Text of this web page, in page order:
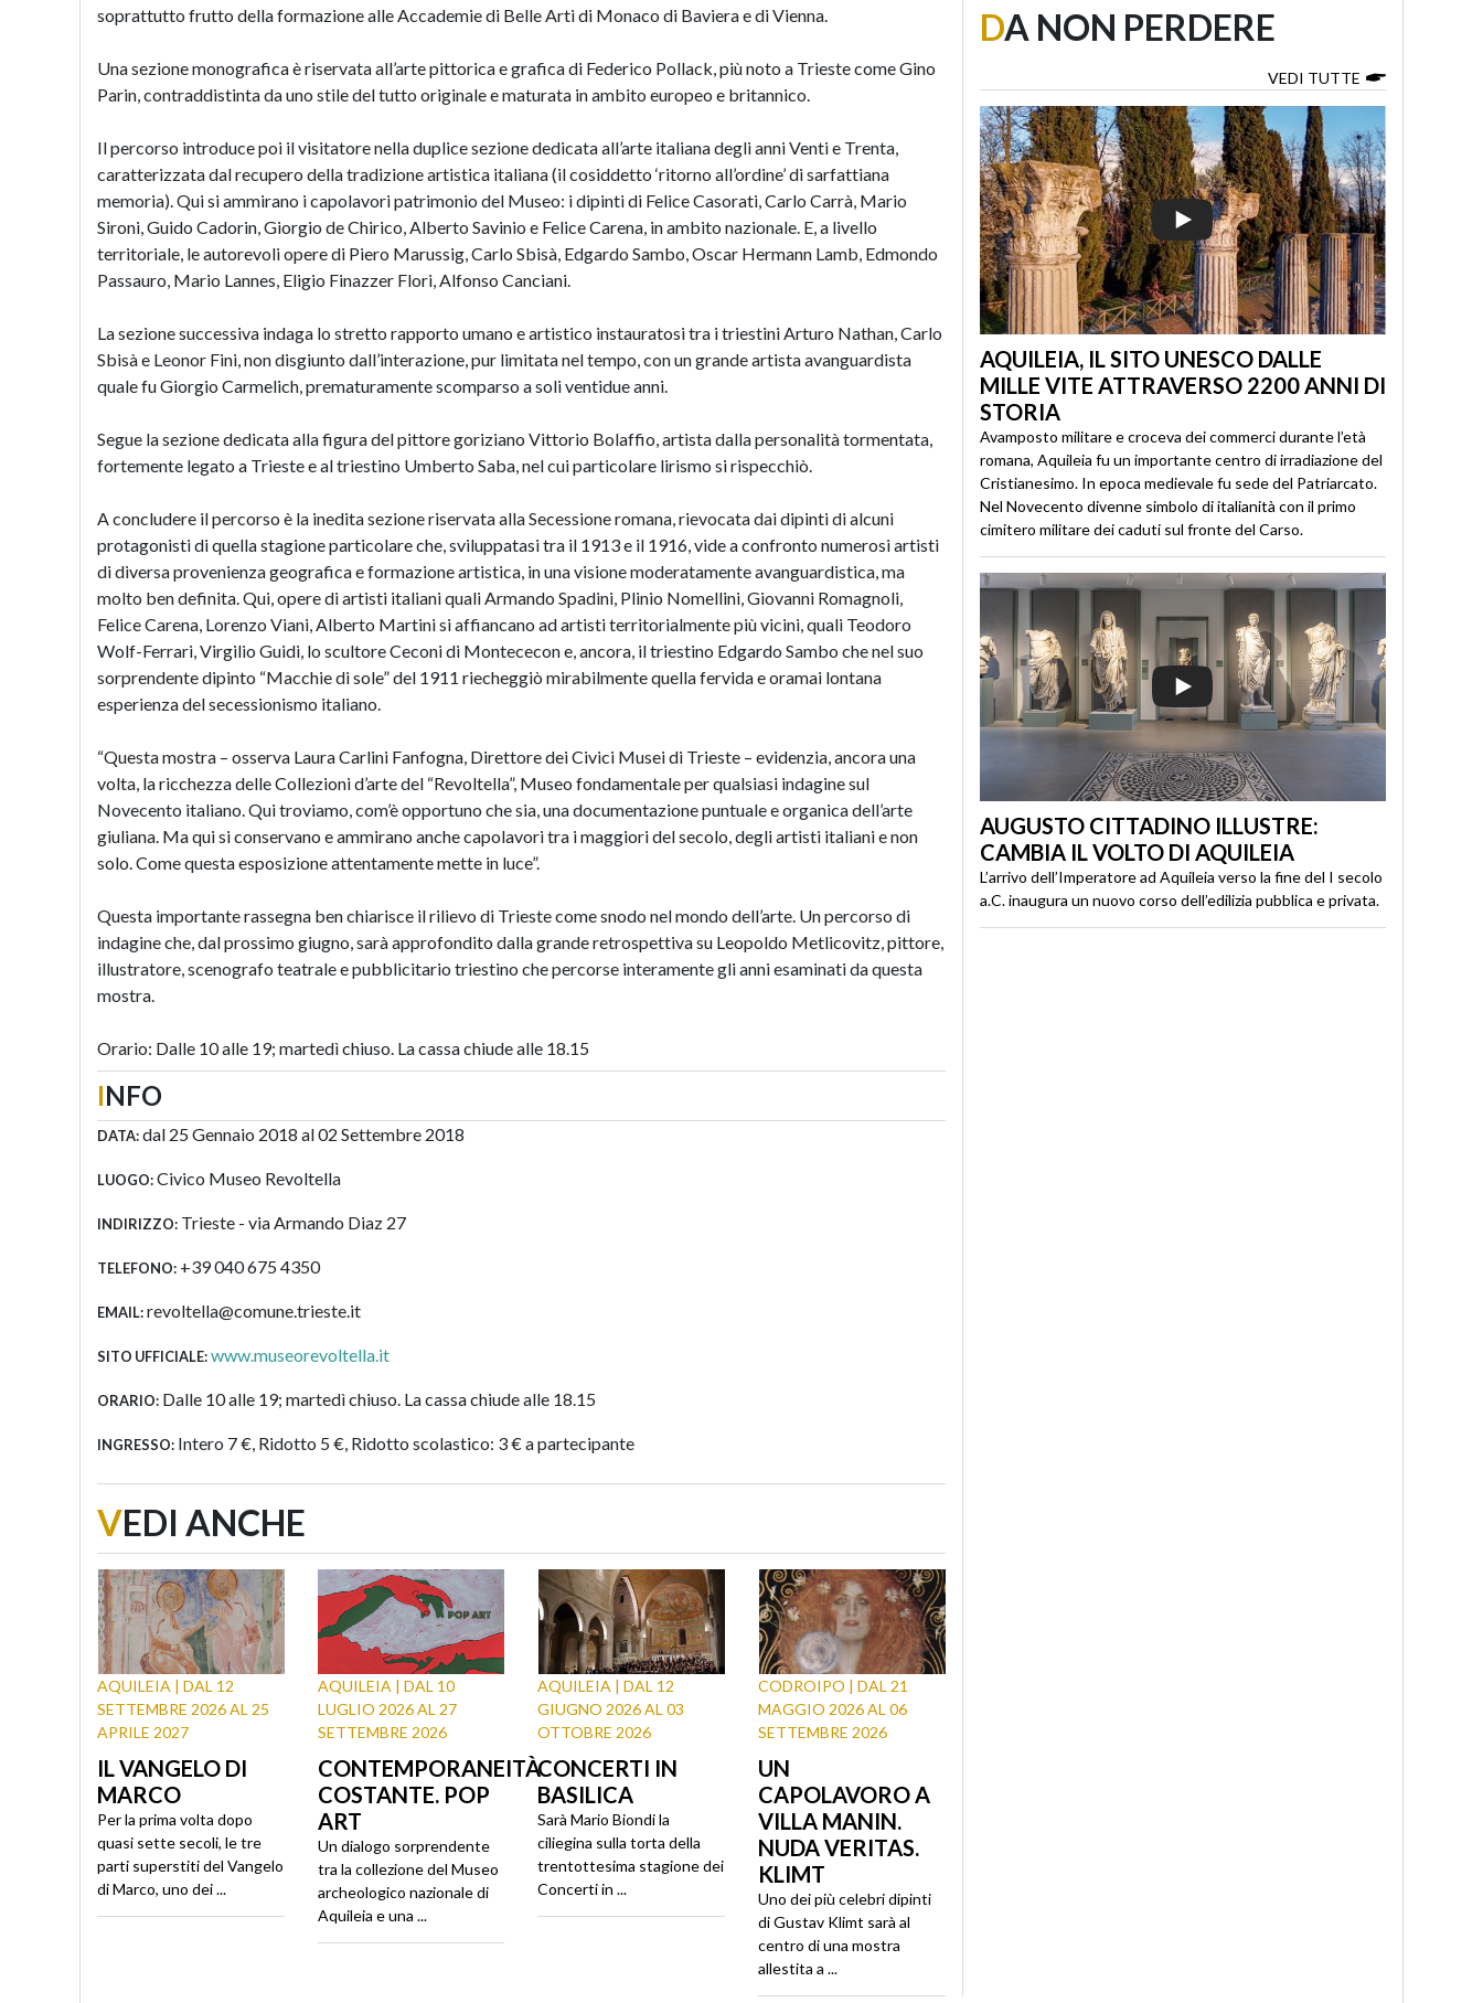
soprattutto frutto della formazione alle Accademie di Belle Arti di Monaco di Baviera e di Vienna.
Una sezione monografica è riservata all’arte pittorica e grafica di Federico Pollack, più noto a Trieste come Gino
Parin, contraddistinta da uno stile del tutto originale e maturata in ambito europeo e britannico.
Il percorso introduce poi il visitatore nella duplice sezione dedicata all’arte italiana degli anni Venti e Trenta,
caratterizzata dal recupero della tradizione artistica italiana (il cosiddetto ‘ritorno all’ordine’ di sarfattiana
memoria). Qui si ammirano i capolavori patrimonio del Museo: i dipinti di Felice Casorati, Carlo Carrà, Mario
Sironi, Guido Cadorin, Giorgio de Chirico, Alberto Savinio e Felice Carena, in ambito nazionale. E, a livello
territoriale, le autorevoli opere di Piero Marussig, Carlo Sbisà, Edgardo Sambo, Oscar Hermann Lamb, Edmondo
Passauro, Mario Lannes, Eligio Finazzer Flori, Alfonso Canciani.
La sezione successiva indaga lo stretto rapporto umano e artistico instauratosi tra i triestini Arturo Nathan, Carlo
Sbisà e Leonor Fini, non disgiunto dall’interazione, pur limitata nel tempo, con un grande artista avanguardista
quale fu Giorgio Carmelich, prematuramente scomparso a soli ventidue anni.
Segue la sezione dedicata alla figura del pittore goriziano Vittorio Bolaffio, artista dalla personalità tormentata,
fortemente legato a Trieste e al triestino Umberto Saba, nel cui particolare lirismo si rispecchiò.
A concludere il percorso è la inedita sezione riservata alla Secessione romana, rievocata dai dipinti di alcuni
protagonisti di quella stagione particolare che, sviluppatasi tra il 1913 e il 1916, vide a confronto numerosi artisti
di diversa provenienza geografica e formazione artistica, in una visione moderatamente avanguardistica, ma
molto ben definita. Qui, opere di artisti italiani quali Armando Spadini, Plinio Nomellini, Giovanni Romagnoli,
Felice Carena, Lorenzo Viani, Alberto Martini si affiancano ad artisti territorialmente più vicini, quali Teodoro
Wolf-Ferrari, Virgilio Guidi, lo scultore Ceconi di Montececon e, ancora, il triestino Edgardo Sambo che nel suo
sorprendente dipinto “Macchie di sole” del 1911 riecheggiò mirabilmente quella fervida e oramai lontana
esperienza del secessionismo italiano.
“Questa mostra – osserva Laura Carlini Fanfogna, Direttore dei Civici Musei di Trieste – evidenzia, ancora una
volta, la ricchezza delle Collezioni d’arte del “Revoltella”, Museo fondamentale per qualsiasi indagine sul
Novecento italiano. Qui troviamo, com’è opportuno che sia, una documentazione puntuale e organica dell’arte
giuliana. Ma qui si conservano e ammirano anche capolavori tra i maggiori del secolo, degli artisti italiani e non
solo. Come questa esposizione attentamente mette in luce”.
Questa importante rassegna ben chiarisce il rilievo di Trieste come snodo nel mondo dell’arte. Un percorso di
indagine che, dal prossimo giugno, sarà approfondito dalla grande retrospettiva su Leopoldo Metlicovitz, pittore,
illustratore, scenografo teatrale e pubblicitario triestino che percorse interamente gli anni esaminati da questa
mostra.
Orario: Dalle 10 alle 19; martedì chiuso. La cassa chiude alle 18.15
INFO
DATA:dal 25 Gennaio 2018 al 02 Settembre 2018
LUOGO:Civico Museo Revoltella
INDIRIZZO: Trieste - via Armando Diaz 27
TELEFONO: +39 040 675 4350
EMAIL:revoltella@comune.trieste.it
SITO UFFICIALE:www.museorevoltella.it
ORARIO: Dalle 10 alle 19; martedì chiuso. La cassa chiude alle 18.15
INGRESSO: Intero 7 €, Ridotto 5 €, Ridotto scolastico: 3 € a partecipante
VEDI ANCHE
AQUILEIA | DAL 12
SETTEMBRE 2026 AL 25
APRILE 2027
IL VANGELO DI
MARCO
Per la prima volta dopo
quasi sette secoli, le tre
parti superstiti del Vangelo
di Marco, uno dei ...
AQUILEIA | DAL 10
LUGLIO 2026 AL 27
SETTEMBRE 2026
CONTEMPORANEITÀ
COSTANTE. POP
ART
Un dialogo sorprendente
tra la collezione del Museo
archeologico nazionale di
Aquileia e una ...
AQUILEIA | DAL 12
GIUGNO 2026 AL 03
OTTOBRE 2026
CONCERTI IN
BASILICA
Sarà Mario Biondi la
ciliegina sulla torta della
trentottesima stagione dei
Concerti in ...
CODROIPO | DAL 21
MAGGIO 2026 AL 06
SETTEMBRE 2026
UN
CAPOLAVORO A
VILLA MANIN.
NUDA VERITAS.
KLIMT
Uno dei più celebri dipinti
di Gustav Klimt sarà al
centro di una mostra
allestita a ...
DA NON PERDERE
VEDI TUTTE
AQUILEIA, IL SITO UNESCO DALLE
MILLE VITE ATTRAVERSO 2200 ANNI DI
STORIA
Avamposto militare e croceva dei commerci durante l’età
romana, Aquileia fu un importante centro di irradiazione del
Cristianesimo. In epoca medievale fu sede del Patriarcato.
Nel Novecento divenne simbolo di italianità con il primo
cimitero militare dei caduti sul fronte del Carso.
AUGUSTO CITTADINO ILLUSTRE:
CAMBIA IL VOLTO DI AQUILEIA
L’arrivo dell’Imperatore ad Aquileia verso la fine del I secolo
a.C. inaugura un nuovo corso dell’edilizia pubblica e privata.